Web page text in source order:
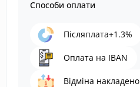
Способи оплати
Післяплата+1.3%
Оплата на IBAN
Відміна